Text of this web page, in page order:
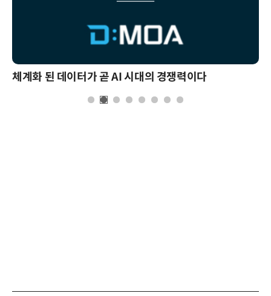
체계화 된 데이터가 곧 AI 시대의 경쟁력이다